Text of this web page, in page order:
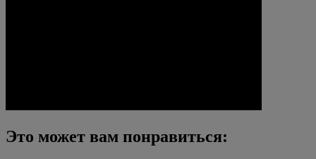
Это может вам понравиться: